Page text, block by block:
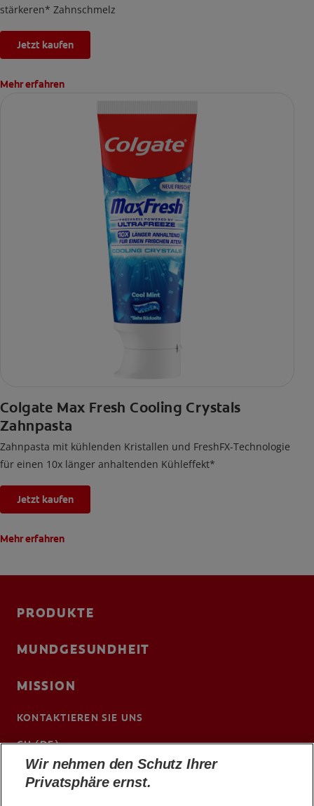
stärkeren* Zahnschmelz
Jetzt kaufen
Mehr erfahren
Colgate Max Fresh Cooling Crystals
Zahnpasta
Zahnpasta mit kühlenden Kristallen und FreshFX-Technologie
für einen 10x länger anhaltenden Kühleffekt*
Jetzt kaufen
Mehr erfahren
PRODUKTE
MUNDGESUNDHEIT
MISSION
KONTAKTIEREN SIE UNS
CH (DE)
Wir nehmen den Schutz Ihrer
Privatsphäre ernst.